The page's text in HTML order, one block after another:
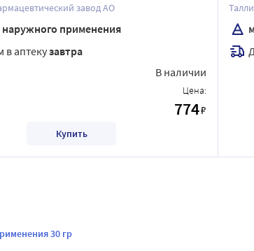
завод АО
наружного применения
в аптекузавтра
В наличии
Цена:
774₽
Купить
30 гр